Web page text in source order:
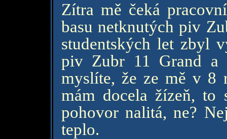
Zítra mě čeká
basu netknutých piv
studentských let zbyl
piv Zubr 11 Grand a
myslíte, že ze mě v 8
mám docela žízeň, to
pohovor nalitá, ne?
teplo.